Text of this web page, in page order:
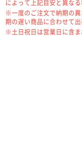
によって上記目安と異なる
※一度のご注文で納期の
期の遅い商品に合わせて出
※土日祝日は営業日に含ま